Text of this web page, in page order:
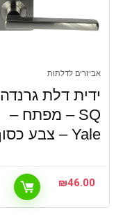
אביזרים לדלתות
ידית דלת גרנדה
SQ – מפתח –
Yale – צבע כסוף
₪46.00